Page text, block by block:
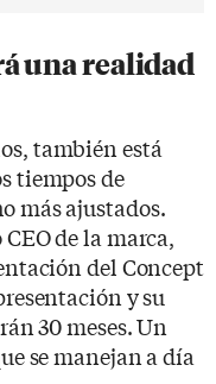
una realidad
también está
tiempos de
más ajustados.
de la marca,
del Concept
y su
30 meses. Un
se manejan a día